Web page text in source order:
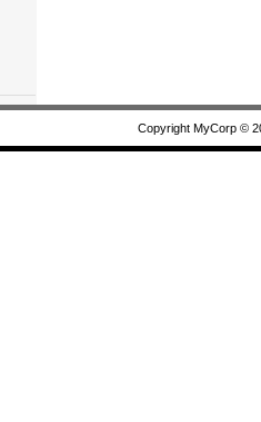
Copyright MyCorp ©